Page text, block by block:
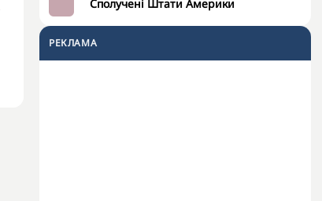
Сполучені Штати Америки
РЕКЛАМА